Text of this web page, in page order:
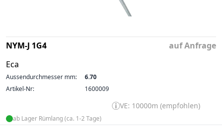
NYM-J 1G4
Eca
auf Anfrage
Aussendurchmesser mm:
6.70
Artikel-Nr:
1600009
VE: 10000m (empfohlen)
ab Lager Rümlang (ca. 1-2 Tage)